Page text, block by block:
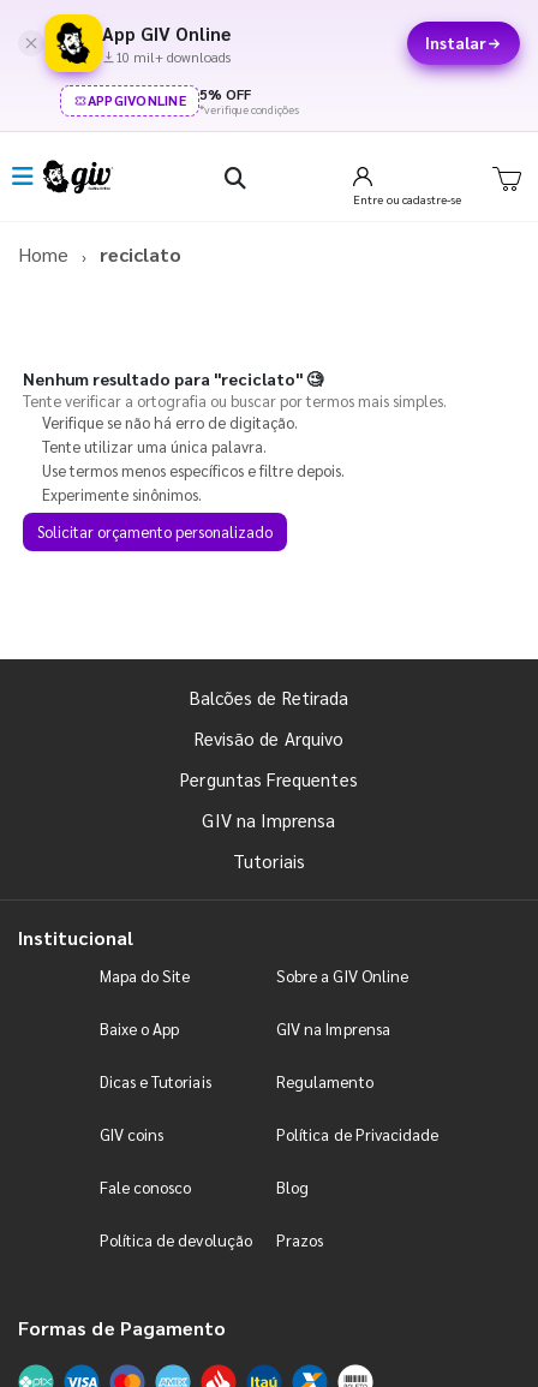
App GIV Online
10 mil+ downloads
Instalar
APPGIVONLINE 5% OFF
*verifique condições
Entre ou cadastre-se
Home reciclato
Nenhum resultado para "reciclato"🧐
Tente verificar a ortografia ou buscar por termos mais simples.
Verifique se não há erro de digitação.
Tente utilizar uma única palavra.
Use termos menos específicos e filtre depois.
Experimente sinônimos.
Solicitar orçamento personalizado
Balcões de Retirada
Revisão de Arquivo
Perguntas Frequentes
GIV na Imprensa
Tutoriais
Institucional
Mapa do Site Sobre a GIV Online
Baixe o App GIV na Imprensa
Dicas e Tutoriais Regulamento
GIV coins Política de Privacidade
Fale conosco Blog
Política de devolução Prazos
Formas de Pagamento